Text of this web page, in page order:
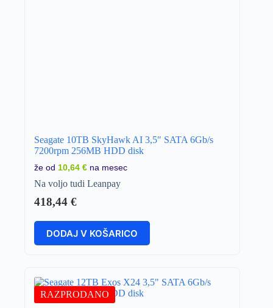
Seagate 10TB SkyHawk AI 3,5″ SATA 6Gb/s
7200rpm 256MB HDD disk
že od 10,64 € na mesec
Na voljo tudi Leanpay
418,44 €
DODAJ V KOŠARICO
RAZPRODANO